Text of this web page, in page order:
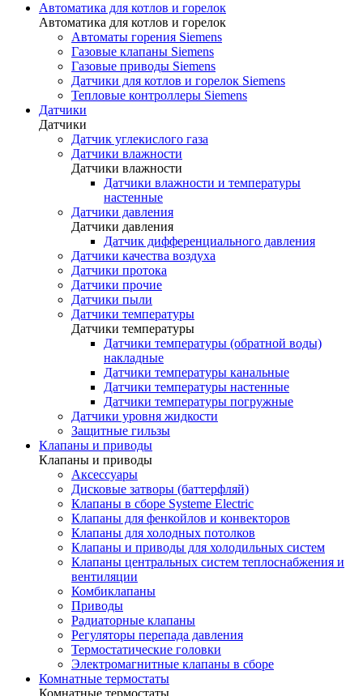
Автоматика для котлов и горелок
Автоматика для котлов и горелок
Автоматы горения Siemens
Газовые клапаны Siemens
Газовые приводы Siemens
Датчики для котлов и горелок Siemens
Тепловые контроллеры Siemens
Датчики
Датчики
Датчик углекислого газа
Датчики влажности
Датчики влажности
Датчики влажности и температуры
настенные
Датчики давления
Датчики давления
Датчик дифференциального давления
Датчики качества воздуха
Датчики протока
Датчики прочие
Датчики пыли
Датчики температуры
Датчики температуры
Датчики температуры (обратной воды)
накладные
Датчики температуры канальные
Датчики температуры настенные
Датчики температуры погружные
Датчики уровня жидкости
Защитные гильзы
Клапаны и приводы
Клапаны и приводы
Аксессуары
Дисковые затворы (баттерфляй)
Клапаны в сборе Systeme Electric
Клапаны для фенкойлов и конвекторов
Клапаны для холодных потолков
Клапаны и приводы для холодильных систем
Клапаны центральных систем теплоснабжения и
вентиляции
Комбиклапаны
Приводы
Радиаторные клапаны
Регуляторы перепада давления
Термостатические головки
Электромагнитные клапаны в сборе
Комнатные термостаты
Комнатные термостаты